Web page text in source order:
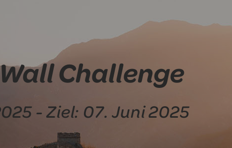
Challenge
- Ziel: 07. Juni 2025